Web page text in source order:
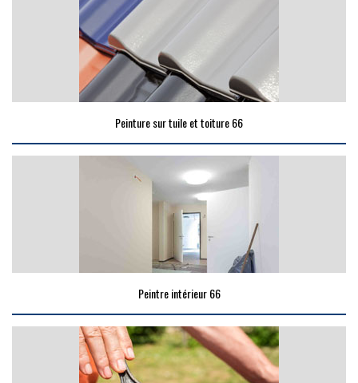
Peinture sur tuile et toiture 66
Peintre intérieur 66